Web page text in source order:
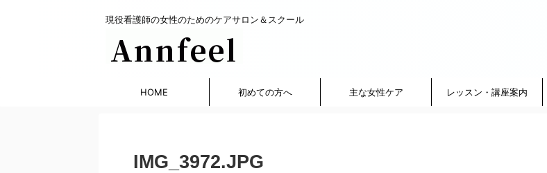
現役看護師の女性のためのケアサロン＆スクール
HOME 初めての方へ 主な女性ケア レッスン・講座案内
IMG_3972.JPG